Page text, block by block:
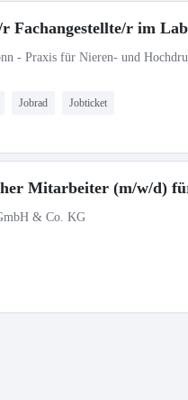
Fachangestellte/r im
- Praxis für Nieren- und
Jobrad Jobticket
Mitarbeiter (m/w/d)
& Co. KG